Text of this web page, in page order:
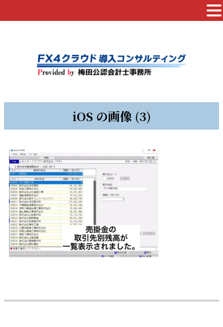
iOS の画像 (3)